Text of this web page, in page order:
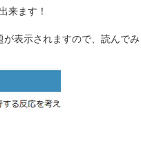
来ます！
が表示されますので、読んで
となった薬害事象を引